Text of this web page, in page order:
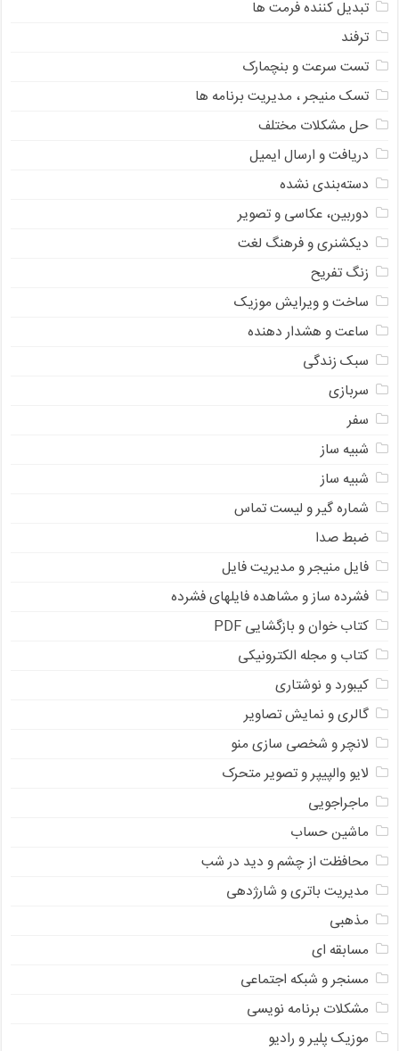
تبدیل کننده فرمت ها
ترفند
تست سرعت و بنچمارک
تسک منیجر ، مدیریت برنامه ها
حل مشکلات مختلف
دریافت و ارسال ایمیل
دسته‌بندی نشده
دوربین، عکاسی و تصویر
دیکشنری و فرهنگ لغت
زنگ تفریح
ساخت و ویرایش موزیک
ساعت و هشدار دهنده
سبک زندگی
سربازی
سفر
شبیه ساز
شبیه ساز
شماره گیر و لیست تماس
ضبط صدا
فایل منیجر و مدیریت فایل
فشرده ساز و مشاهده فایلهای فشرده
کتاب خوان و بازگشایی PDF
کتاب و مجله الکترونیکی
کیبورد و نوشتاری
گالری و نمایش تصاویر
لانچر و شخصی سازی منو
لایو والپیپر و تصویر متحرک
ماجراجویی
ماشین حساب
محافظت از چشم و دید در شب
مدیریت باتری و شارژدهی
مذهبی
مسابقه ای
مسنجر و شبکه اجتماعی
مشکلات برنامه نویسی
موزیک پلیر و رادیو